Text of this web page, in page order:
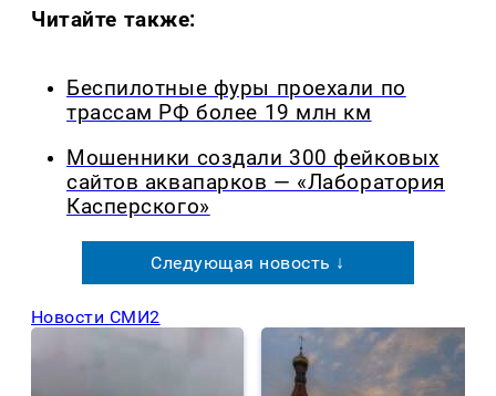
Читайте также:
Беспилотные фуры проехали по
трассам РФ более 19 млн км
Мошенники создали 300 фейковых
сайтов аквапарков — «Лаборатория
Касперского»
Следующая новость ↓
Новости СМИ2